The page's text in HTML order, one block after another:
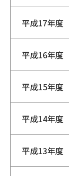
平成17年度
平成16年度
平成15年度
平成14年度
平成13年度